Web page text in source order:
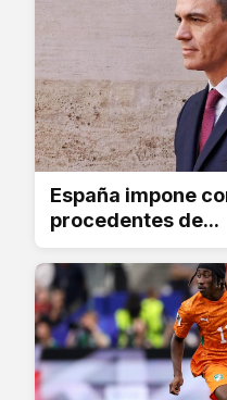
España impone
procedentes de...